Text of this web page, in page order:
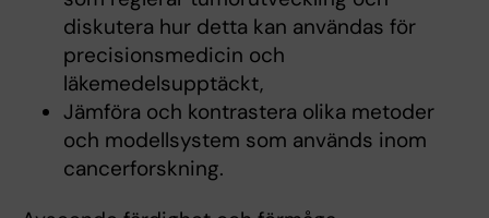
diskutera hur detta kan användas för
precisionsmedicin och
läkemedelsupptäckt,
Jämföra och kontrastera olika metoder
och modellsystem som används inom
cancerforskning.